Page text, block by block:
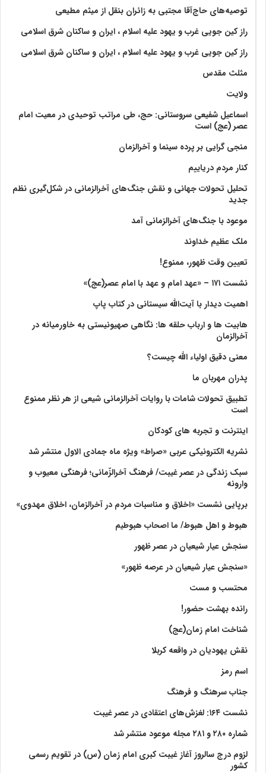
توصیه‌های حاج‌آقا مجتبی به زائران بنقل از میثم مطیعی
راز کین جویی غرب و یهود علیه اسلام ، ایران و ساکنان شرق اسلامی
راز کین جویی غرب و یهود علیه اسلام ، ایران و ساکنان شرق اسلامی
مثلث مقدس
ولايت‏
اسماعیل شفیعی سروستانی: حج، طی مراتب توحیدی در معیت امام
عصر (عج) است
منجی گرایی بر پرده سینما و آخرالزمان
کنار مردم دریاییم
تحلیل تحولات جهانی و نقش جنگ‌های آخرالزمانی در شکل‌گیری نظم
جدید
موعود با جنگ‌های آخرالزمانی آمد
ملک عظیم خداوند
تعیین وقت ظهور، ممنوع!
نشست ۱۷۱ – «عهد امام و عهد با امام عصر(عج)»
اهمیت دیدار با آیت‌الله سیستانی در کتاب پاپ
هابیت ها و ارباب حلقه ها: نگاهی صهیونیستی به خاورمیانه در
آخرالزمان
معنی دقیق اولیاء الله چیست؟
پدران مهربان ما
تطبیق تحولات شامات با روایات آخرالزمانی شیعی از هر نظر ممنوع
است
اینترنت و تجربه های کودکان
نشریه الکترونیکی عربی «صراط» ویژه ماه جمادی الاول منتشر شد
سبک زندگی در عصر غیبت/ فرهنگ آخرالزّمانی؛ فرهنگی معیوب و
وارونه
برپایی نشست «اخلاق و مناسبات مردم در آخرالزمان، اخلاق مهدوی»
هبوط و اهل هبوط/ ما اصحاب هبوطیم
سنجش عیار شیعیان در عصر ظهور
«سنجش عیار شیعیان در عرصه ظهور»
محتسب و مست
رانده بهشت‌ حضور!
شناخت امام زمان(عج)
نقش یهودیان در واقعه کربلا
اسم رمز
جناب سرهنگ و فرهنگ
نشست ۱۶۴: لغزش‌های اعتقادی در عصر غیبت
شماره ۲۸۰ و ۲۸۱ مجله موعود منتشر شد
لزوم درج سالروز آغاز غیبت کبری امام زمان (س) در تقویم رسمی
کشور